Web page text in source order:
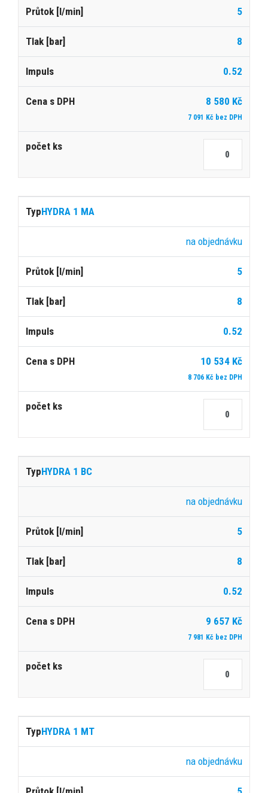
5
8
0.52
8 580 Kč
7 091 Kč bez DPH
HYDRA 1 MA
na objednávku
5
8
0.52
10 534 Kč
8 706 Kč bez DPH
HYDRA 1 BC
na objednávku
5
8
0.52
9 657 Kč
7 981 Kč bez DPH
HYDRA 1 MT
na objednávku